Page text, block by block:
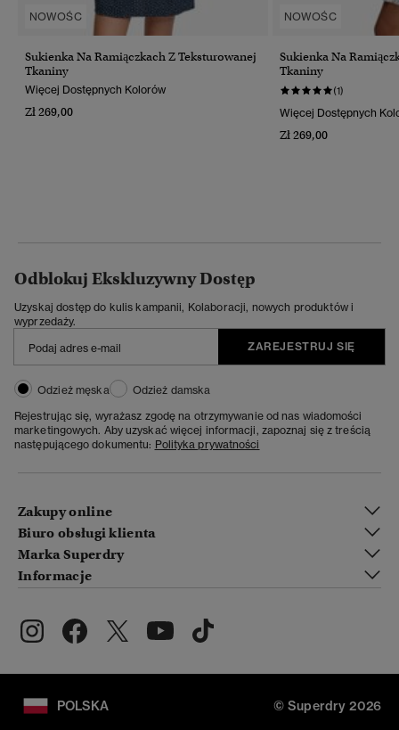
NOWOŚC
Sukienka Na Ramiączkach Z Teksturowanej
Tkaniny
Więcej Dostępnych Kolorów
Zł 269,00
NOWOŚC
Sukienka Na
Tkaniny
(1)
Więcej Dostępnych
Zł 269,00
Odblokuj Ekskluzywny Dostęp
Uzyskaj dostęp do kulis kampanii, Kolaboracji, nowych produktów i
wyprzedaży.
ZAREJESTRUJ SIĘ
Odzież męska
Odzież damska
Rejestrując się, wyrażasz zgodę na otrzymywanie od nas wiadomości
marketingowych. Aby uzyskać więcej informacji, zapoznaj się z treścią
następującego dokumentu: Polityka prywatności
Zakupy online
Biuro obsługi klienta
Marka Superdry
Informacje
POLSKA © Superdry 2026